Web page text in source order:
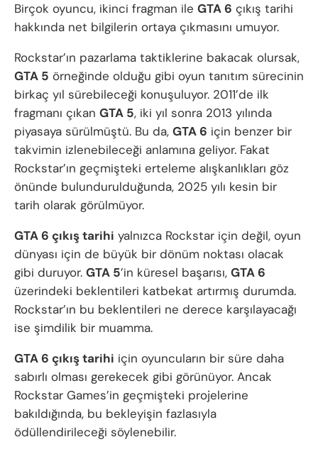
Birçok oyuncu, ikinci fragman ile GTA 6 çıkış tarihi
hakkında net bilgilerin ortaya çıkmasını umuyor.
Rockstar’ın pazarlama taktiklerine bakacak olursak,
GTA 5 örneğinde olduğu gibi oyun tanıtım sürecinin
birkaç yıl sürebileceği konuşuluyor. 2011’de ilk
fragmanı çıkan GTA 5, iki yıl sonra 2013 yılında
piyasaya sürülmüştü. Bu da, GTA 6 için benzer bir
takvimin izlenebileceği anlamına geliyor. Fakat
Rockstar’ın geçmişteki erteleme alışkanlıkları göz
önünde bulundurulduğunda, 2025 yılı kesin bir
tarih olarak görülmüyor.
GTA 6 çıkış tarihi yalnızca Rockstar için değil, oyun
dünyası için de büyük bir dönüm noktası olacak
gibi duruyor. GTA 5’in küresel başarısı, GTA 6
üzerindeki beklentileri katbekat artırmış durumda.
Rockstar’ın bu beklentileri ne derece karşılayacağı
ise şimdilik bir muamma.
GTA 6 çıkış tarihi için oyuncuların bir süre daha
sabırlı olması gerekecek gibi görünüyor. Ancak
Rockstar Games’in geçmişteki projelerine
bakıldığında, bu bekleyişin fazlasıyla
ödüllendirileceği söylenebilir.